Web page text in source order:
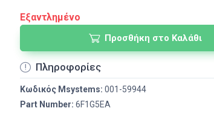
Εξαντλημένο
Προσθήκη στο Καλάθι
Πληροφορίες
Κωδικός Msystems: 001-59944
Part Number: 6F1G5EA